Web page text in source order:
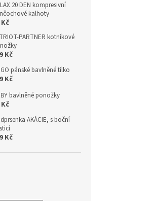
20 DEN kompresivní
kalhoty
Kč
PARTNER kotníkové
Kč
pánské bavlněné tílko
Kč
bavlněné ponožky
Kč
AKÁCIE, s boční
Kč